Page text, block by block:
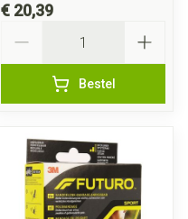
€ 20,39
Bestel